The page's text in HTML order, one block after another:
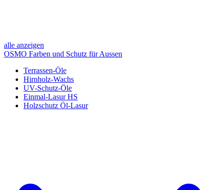
alle anzeigen
OSMO Farben und Schutz für Aussen
Terrassen-Öle
Hirnholz-Wachs
UV-Schutz-Öle
Einmal-Lasur HS
Holzschutz Öl-Lasur